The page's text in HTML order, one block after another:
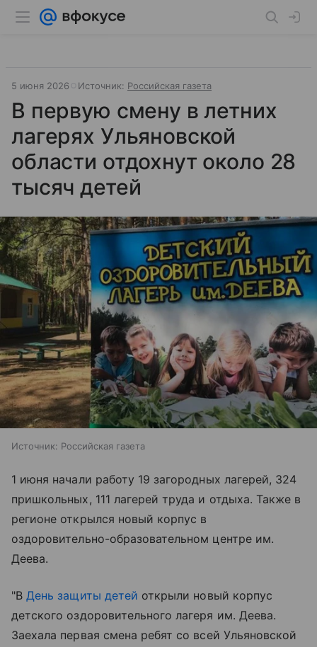
5 июня 2026 Источник: Российская газета
В первую смену в летних
лагерях Ульяновской
области отдохнут около 28
тысяч детей
Источник: Российская газета
1 июня начали работу 19 загородных лагерей, 324
пришкольных, 111 лагерей труда и отдыха. Также в
регионе открылся новый корпус в
оздоровительно-образовательном центре им.
Деева.
"ВДень защиты детей открыли новый корпус
детского оздоровительного лагеря им. Деева.
Заехала первая смена ребят со всей Ульяновской